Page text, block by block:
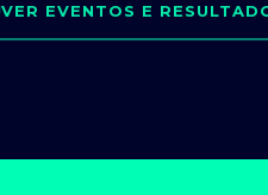
VER EVENTOS E